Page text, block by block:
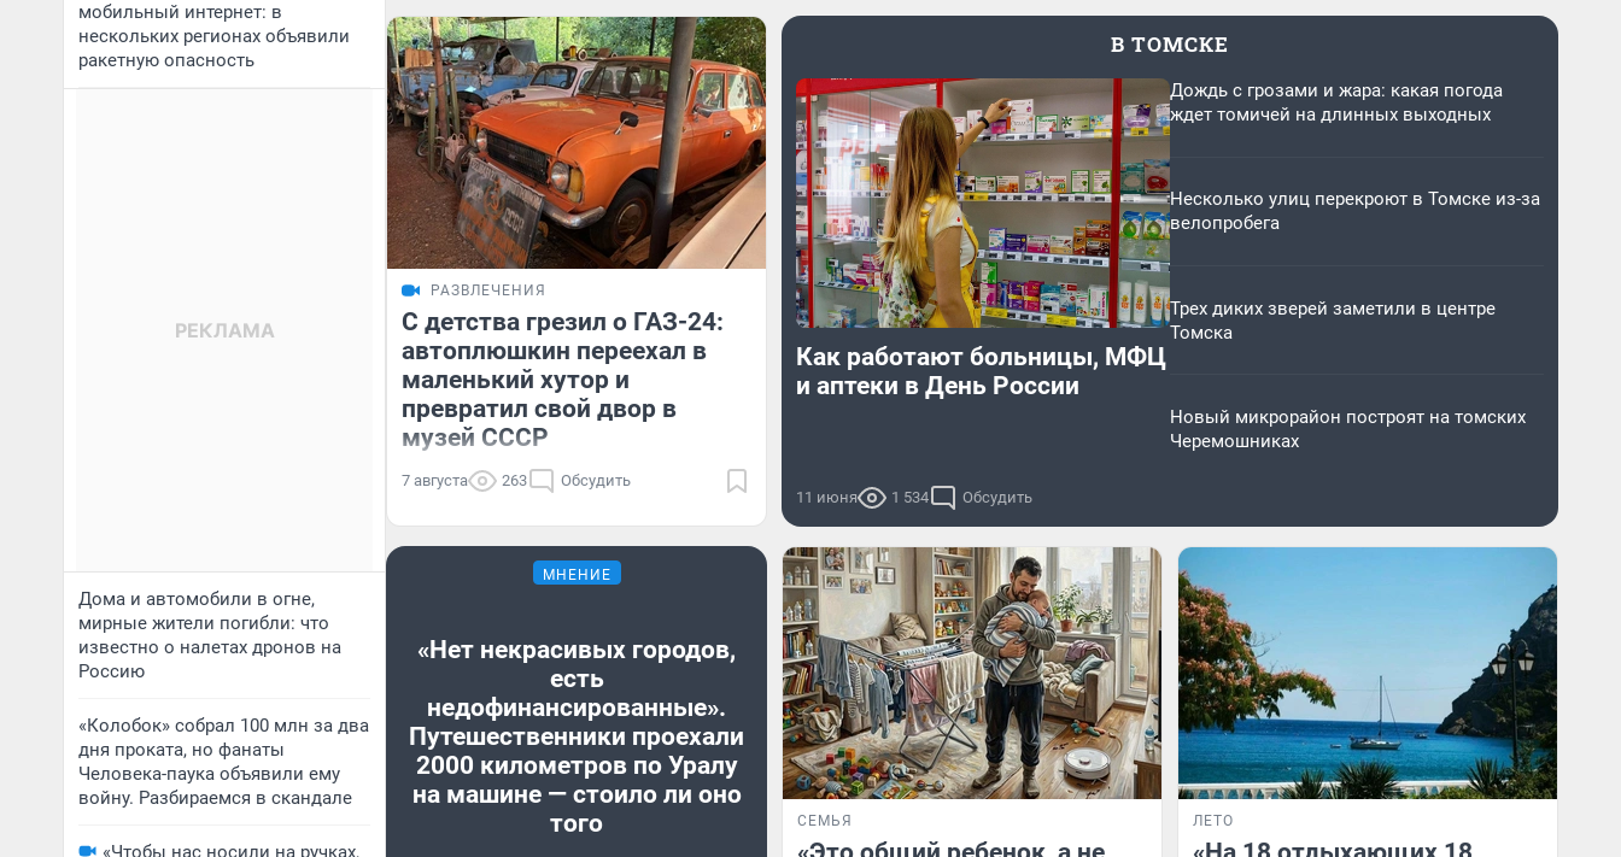
мобильный интернет: в
нескольких регионах объявили
ракетную опасность
Дома и автомобили в огне,
мирные жители погибли: что
известно о налетах дронов на
Россию
«Колобок» собрал 100 млн за два
дня проката, но фанаты
Человека-паука объявили ему
войну. Разбираемся в скандале
«Чтобы нас носили на ручках,
РАЗВЛЕЧЕНИЯ
С детства грезил о ГАЗ-24:
автоплюшкин переехал в
маленький хутор и
превратил свой двор в
музей СССР
7 августа 263 Обсудить
В ТОМСКЕ
Как работают больницы, МФЦ
и аптеки в День России
11 июня 1 534 Обсудить
Дождь с грозами и жара: какая погода
ждет томичей на длинных выходных
Несколько улиц перекроют в Томске из-за
велопробега
Трех диких зверей заметили в центре
Томска
Новый микрорайон построят на томских
Черемошниках
МНЕНИЕ
«Нет некрасивых городов,
есть
недофинансированные».
Путешественники проехали
2000 километров по Уралу
на машине — стоило ли оно
того
СЕМЬЯ ЛЕТО